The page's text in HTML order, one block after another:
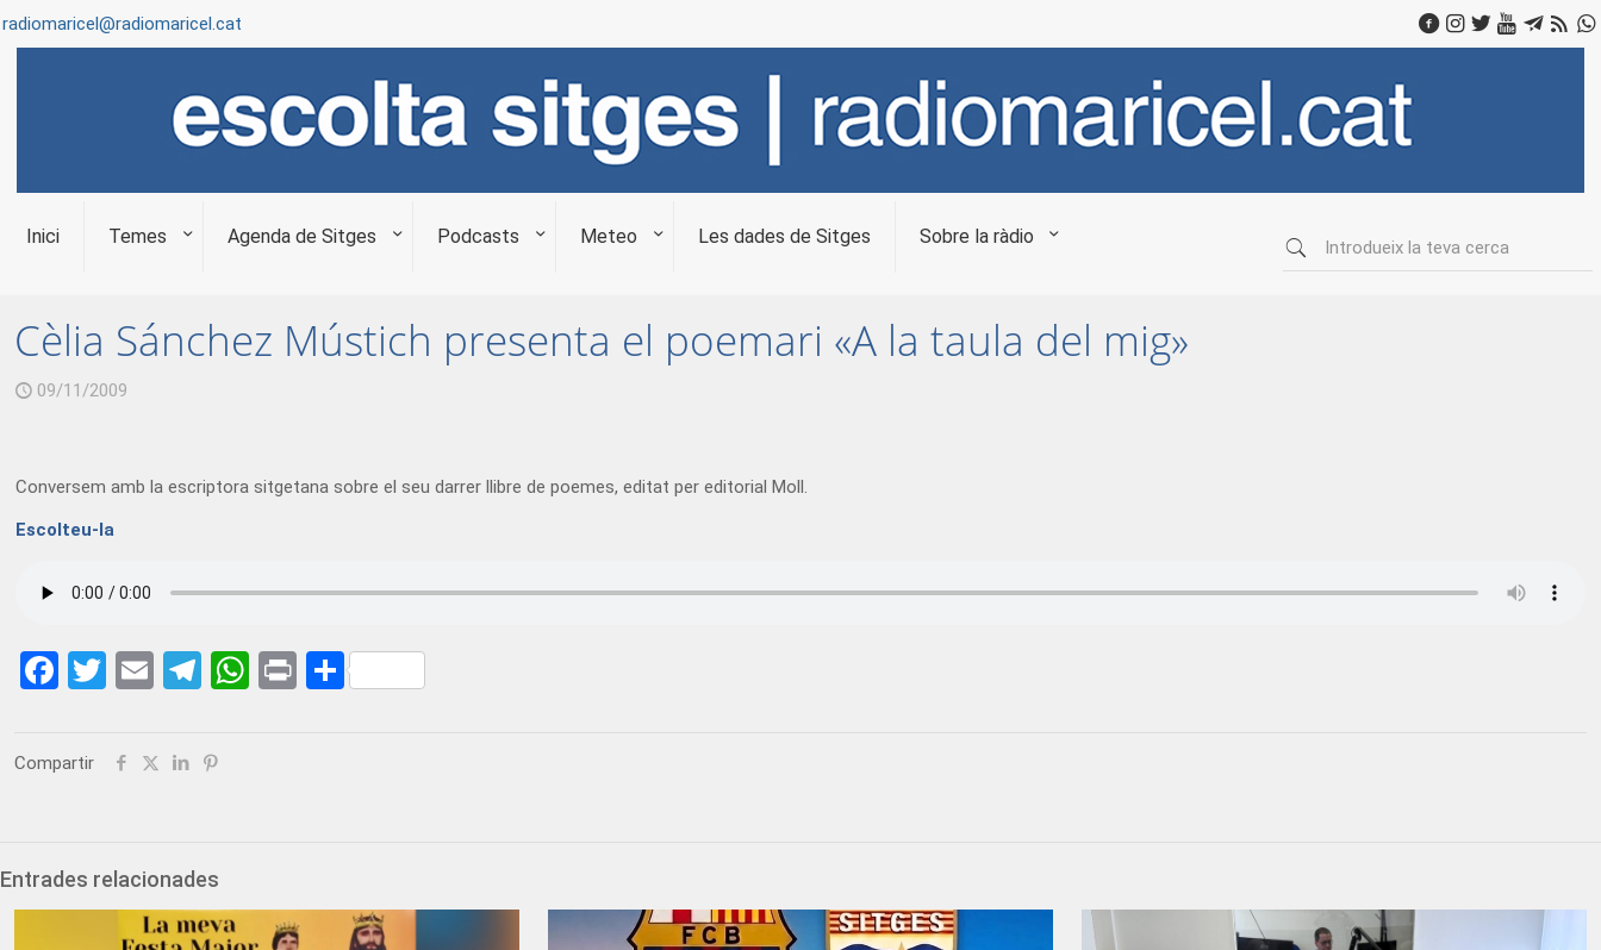
radiomaricel@radiomaricel.cat
Inici Temes Agenda de Sitges Podcasts Meteo Les dades de Sitges Sobre la ràdio
Cèlia Sánchez Mústich presenta el poemari «A la taula del mig»
09/11/2009
Conversem amb la escriptora sitgetana sobre el seu darrer llibre de poemes, editat per editorial Moll.
Escolteu-la
Facebook
Twitter
EmailTelegram
WhatsApp
PrintShare
Compartir
Entrades relacionades